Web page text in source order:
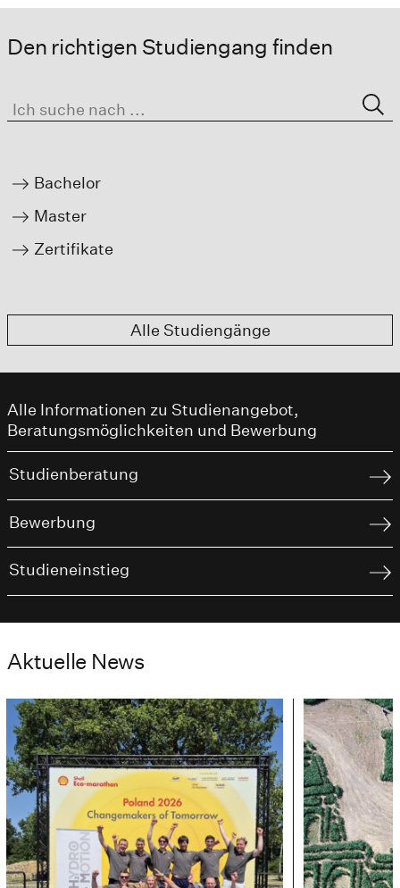
Den richtigen Studiengang finden
Bachelor
Master
Zertifikate
Alle Studiengänge
Alle Informationen zu Studienangebot,
Beratungsmöglichkeiten und Bewerbung
Studienberatung
Bewerbung
Studieneinstieg
Aktuelle News